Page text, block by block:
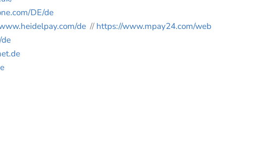
DE/de
de // https://www.mpay24.com/web